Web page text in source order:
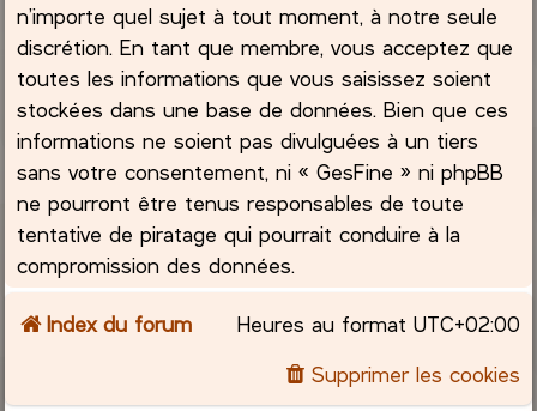
n’importe quel sujet à tout moment, à notre seule
discrétion. En tant que membre, vous acceptez que
toutes les informations que vous saisissez soient
stockées dans une base de données. Bien que ces
informations ne soient pas divulguées à un tiers
sans votre consentement, ni « GesFine » ni phpBB
ne pourront être tenus responsables de toute
tentative de piratage qui pourrait conduire à la
compromission des données.
Index du forum Heures au format UTC+02:00
Supprimer les cookies